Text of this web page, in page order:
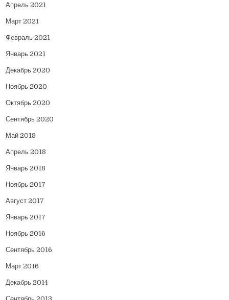
Апрель 2021
Март 2021
Февраль 2021
Январь 2021
Декабрь 2020
Ноябрь 2020
Октябрь 2020
Сентябрь 2020
Май 2018
Апрель 2018
Январь 2018
Ноябрь 2017
Август 2017
Январь 2017
Ноябрь 2016
Сентябрь 2016
Март 2016
Декабрь 2014